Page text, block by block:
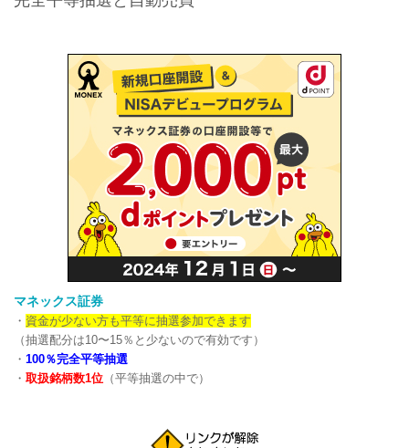
マネックス証券
・ 資金が少ない方も平等に抽選参加できます
（抽選配分は10〜15％と少ないので有効です）
・ 100％完全平等抽選
・ 取扱銘柄数1位 （平等抽選の中で）